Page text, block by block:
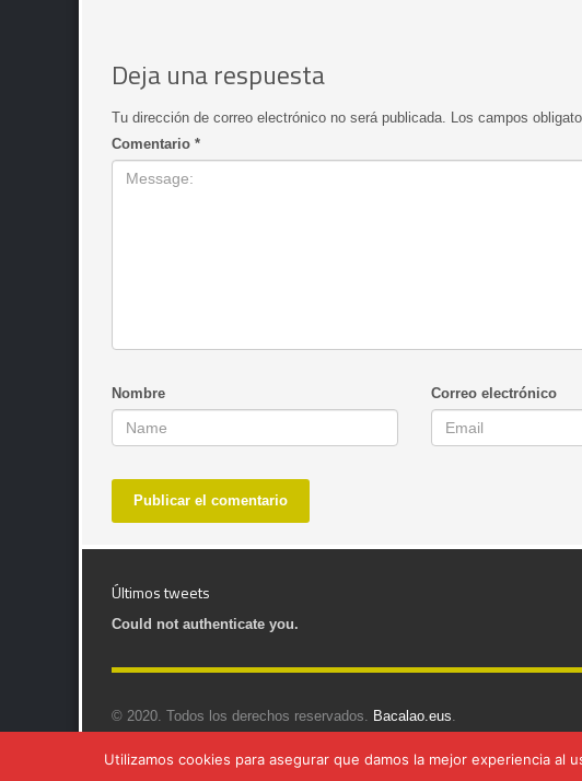
Deja una respuesta
Tu dirección de correo electrónico no será publicada. Los campos
Comentario *
Nombre Correo electrónico
Últimos tweets
Could not authenticate you.
© 2020. Todos los derechos reservados. Bacalao.eus.
Utilizamos cookies para asegurar que damos la mejor experiencia